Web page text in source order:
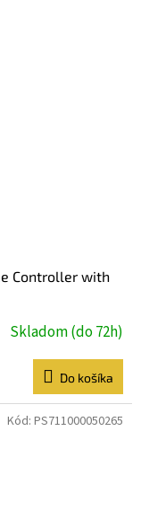
Controller with
Skladom (do 72h)
Do košíka
Kód: PS711000050265